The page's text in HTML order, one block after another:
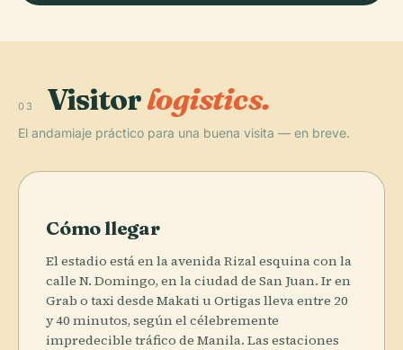
03 Visitorlogistics.
El andamiaje práctico para una buena visita — en breve.
Cómo llegar
El estadio está en la avenida Rizal esquina con la
calle N. Domingo, en la ciudad de San Juan. Ir en
Grab o taxi desde Makati u Ortigas lleva entre 20
y 40 minutos, según el célebremente
impredecible tráfico de Manila. Las estaciones